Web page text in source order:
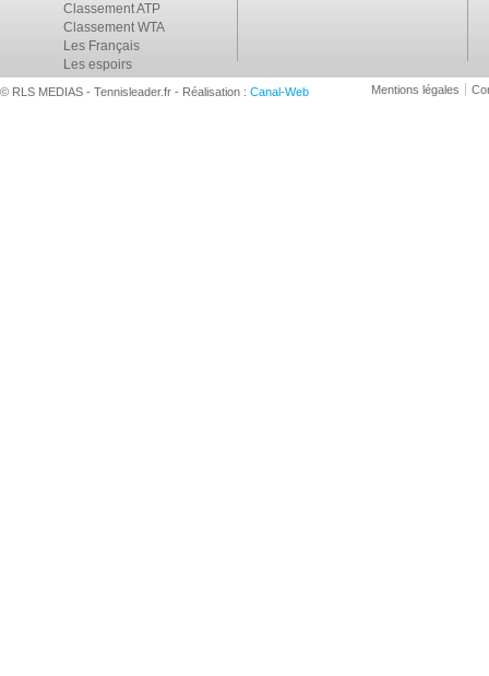
Classement ATP
Classement WTA
Les Français
Les espoirs
© RLS MEDIAS - Tennisleader.fr - Réalisation : Canal-Web Mentions légales